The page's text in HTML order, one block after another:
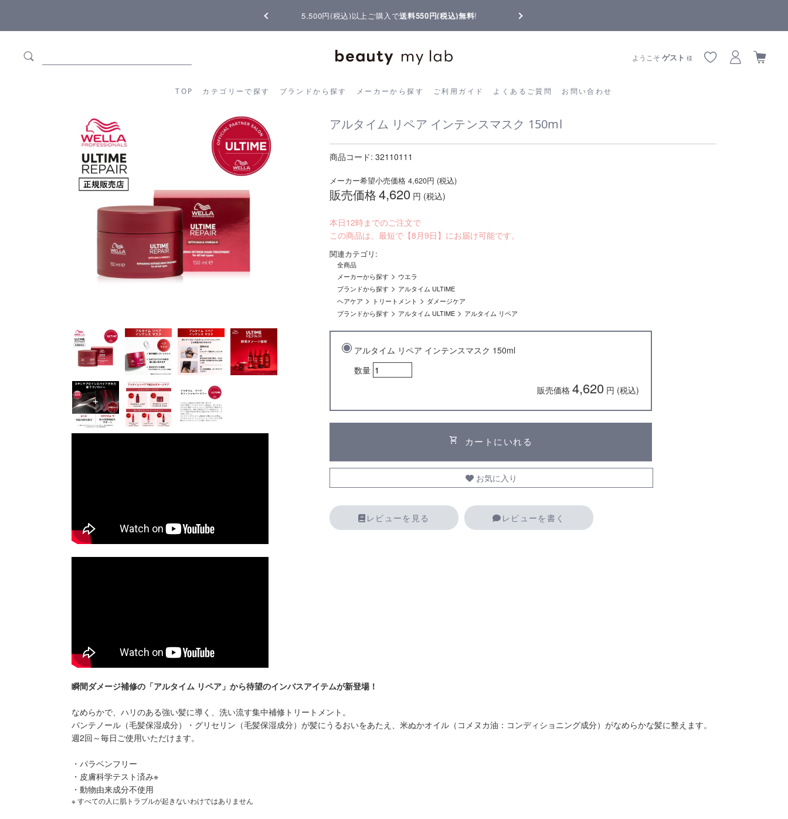
【重要】熊本地震の影響によりお届けに遅延が生じております
TOP カテゴリーで探す ブランドから探す メーカーから探す ご利用ガイド よくあるご質問 お問い合わせ
ようこそゲスト 様
カテゴリーから探す ブランドから探す メーカーから探す ご利用ガイド よくあるご質問
アルタイム リペア インテンスマスク 150ml
商品コード: 32110111
メーカー希望小売価格 4,620円 (税込)
販売価格4,620 円 (税込)
本日12時までのご注文で
この商品は、最短で【8月9日】にお届け可能です。
関連カテゴリ:
全商品
メーカーから探す > ウエラ
ブランドから探す > アルタイム ULTIME
ヘアケア > トリートメント > ダメージケア
ブランドから探す > アルタイム ULTIME > アルタイム リペア
アルタイム リペア インテンスマスク 150ml
数量
販売価格 4,620 円 (税込)
shopping_cart カートにいれる
お気に入り
レビューを見る レビューを書く
瞬間ダメージ補修の「アルタイム リペア」から待望のインバスアイテムが新登場！
なめらかで、ハリのある強い髪に導く、洗い流す集中補修トリートメント。
パンテノール（毛髪保湿成分）・グリセリン（毛髪保湿成分）が髪にうるおいをあたえ、米ぬかオイル（コメヌカ油：コンディショニング成分）がなめらかな髪に整えます。
週2回～毎日ご使用いただけます。
・パラベンフリー
・皮膚科学テスト済み※
・動物由来成分不使用
※ すべての人に肌トラブルが起きないわけではありません